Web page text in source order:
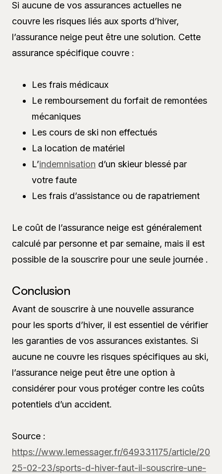
Si aucune de vos assurances actuelles ne
couvre les risques liés aux sports d’hiver,
l’assurance neige peut être une solution. Cette
assurance spécifique couvre :
Les frais médicaux
Le remboursement du forfait de remontées
mécaniques
Les cours de ski non effectués
La location de matériel
L’indemnisation d’un skieur blessé par
votre faute
Les frais d’assistance ou de rapatriement
Le coût de l’assurance neige est généralement
calculé par personne et par semaine, mais il est
possible de la souscrire pour une seule journée .
Conclusion
Avant de souscrire à une nouvelle assurance
pour les sports d’hiver, il est essentiel de vérifier
les garanties de vos assurances existantes. Si
aucune ne couvre les risques spécifiques au ski,
l’assurance neige peut être une option à
considérer pour vous protéger contre les coûts
potentiels d’un accident.
Source :
https://www.lemessager.fr/649331175/article/20
25-02-23/sports-d-hiver-faut-il-souscrire-une-